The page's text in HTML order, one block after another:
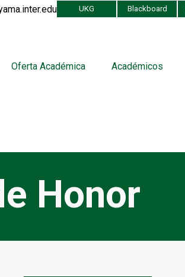
UKG Blackboard
Oferta Académica Académicos
Honor